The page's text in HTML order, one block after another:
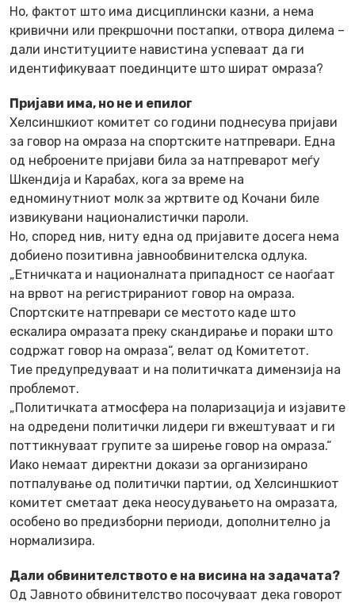
Но, фактот што има дисциплински казни, а нема
кривични или прекршочни постапки, отвора дилема –
дали институциите навистина успеваат да ги
идентификуваат поединците што шират омраза?
Пријави има, но не и епилог
Хелсиншкиот комитет со години поднесува пријави
за говор на омраза на спортските натпревари. Една
од неброените пријави била за натпреварот меѓу
Шкендија и Карабах, кога за време на
едноминутниот молк за жртвите од Кочани биле
извикувани националистички пароли.
Но, според нив, ниту една од пријавите досега нема
добиено позитивна јавнообвинителска одлука.
„Етничката и националната припадност се наоѓаат
на врвот на регистрираниот говор на омраза.
Спортските натпревари се местото каде што
ескалира омразата преку скандирање и пораки што
содржат говор на омраза“, велат од Комитетот.
Тие предупредуваат и на политичката димензија на
проблемот.
„Политичката атмосфера на поларизација и изјавите
на одредени политички лидери ги вжештуваат и ги
поттикнуваат групите за ширење говор на омраза.“
Иако немаат директни докази за организирано
потпалување од политички партии, од Хелсиншкиот
комитет сметаат дека неосудувањето на омразата,
особено во предизборни периоди, дополнително ја
нормализира.
Дали обвинителството е на висина на задачата?
Од Јавното обвинителство посочуваат дека говорот